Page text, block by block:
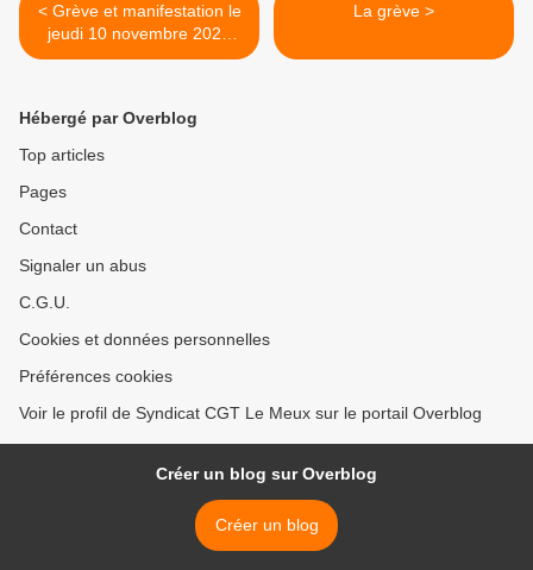
< Grève et manifestation le
jeudi 10 novembre 2022
10H00 cours Guynemer à
La grève >
Hébergé par Overblog
Top articles
Pages
Contact
Signaler un abus
C.G.U.
Cookies et données personnelles
Préférences cookies
Voir le profil de Syndicat CGT Le Meux sur le portail Overblog
Créer un blog sur Overblog
Créer un blog